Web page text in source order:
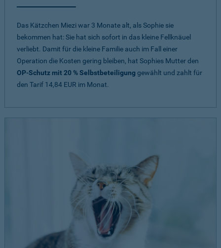
Das Kätzchen Miezi war 3 Monate alt, als Sophie sie
bekommen hat: Sie hat sich sofort in das kleine Fellknäuel
verliebt. Damit für die kleine Familie auch im Fall einer
Operation die Kosten gering bleiben, hat Sophies Mutter den
OP-Schutz mit 20 % Selbstbeteiligung gewählt und zahlt für
den Tarif 14,84 EUR im Monat.